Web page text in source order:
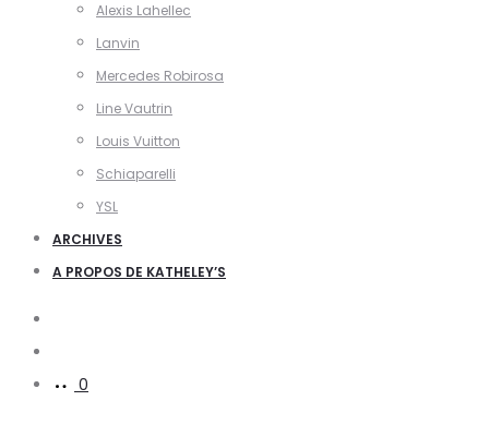
Alexis Lahellec
Lanvin
Mercedes Robirosa
Line Vautrin
Louis Vuitton
Schiaparelli
YSL
ARCHIVES
A PROPOS DE KATHELEY’S
0